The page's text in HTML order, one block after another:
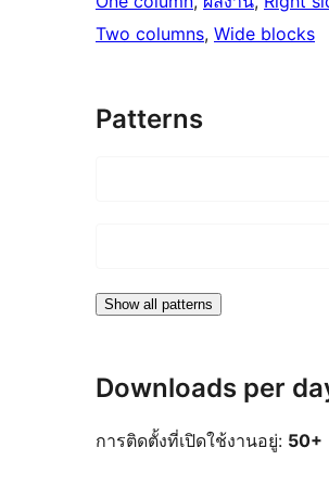
Two columns, Wide blocks
Patterns
Show all patterns
Downloads per
การติดตั้งที่เปิดใช้งานอยู่: 50+